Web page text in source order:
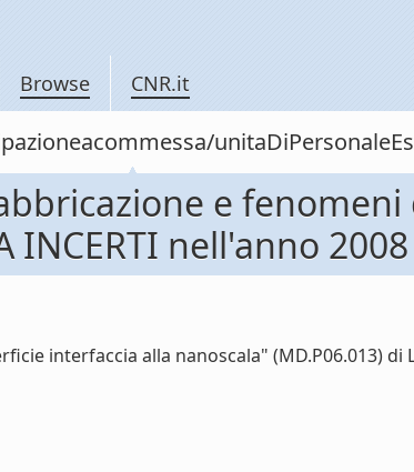
Browse CNR.it
e
INCERTI nell'anno 2008
interfaccia alla nanoscala" (MD.P06.013) di